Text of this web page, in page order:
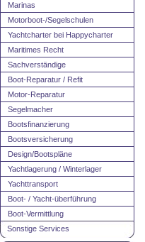
Marinas
Motorboot-/Segelschulen
Yachtcharter bei Happycharter
Maritimes Recht
Sachverständige
Boot-Reparatur / Refit
Motor-Reparatur
Segelmacher
Bootsfinanzierung
Bootsversicherung
Design/Bootspläne
Yachtlagerung / Winterlager
Yachttransport
Boot- / Yacht-überführung
Boot-Vermittlung
Sonstige Services